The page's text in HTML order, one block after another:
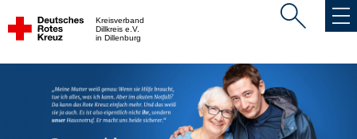
Kreisverband
Dillkreis e.V.
in Dillenburg